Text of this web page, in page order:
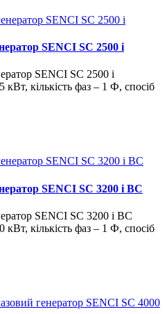
SENCI SC 2500 i
SENCI SC 2500 i
кількість фаз – 1 Ф, спосіб
SENCI SC 3200 i BC
SENCI SC 3200 i BC
кількість фаз – 1 Ф, спосіб